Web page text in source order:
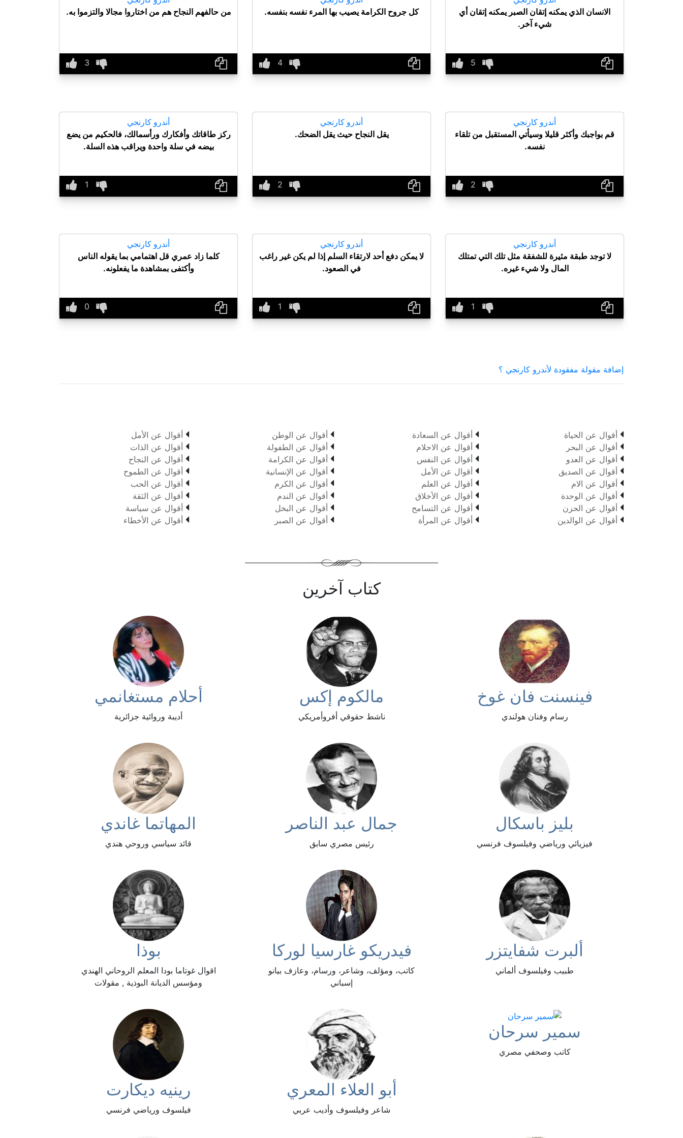
الانسان الذي يمكنه إتقان الصبر يمكنه إتقان أي
شيء آخر.
كل جروح الكرامة يصيب بها المرء نفسه بنفسه.
من حالفهم النجاح هم من اختاروا مجالا والتزموا به.
أندرو كارنجي
قم بواجبك وأكثر قليلا وسيأتي المستقبل من تلقاء
نفسه.
أندرو كارنجي
يقل النجاح حيث يقل الضحك.
أندرو كارنجي
ركز طاقاتك وأفكارك ورأسمالك، فالحكيم من يضع
بيضه في سلة واحدة ويراقب هذه السلة.
أندرو كارنجي
لا توجد طبقة مثيرة للشفقة مثل تلك التي تمتلك
المال ولا شيء غيره.
أندرو كارنجي
لا يمكن دفع أحد لارتقاء السلم إذا لم يكن غير راغب
في الصعود.
أندرو كارنجي
كلما زاد عمري قل اهتمامي بما يقوله الناس
وأكتفى بمشاهدة ما يفعلونه.
إضافة مقولة مفقودة لأندرو كارنجي ؟
 أقوال عن الحياة
 أقوال عن البحر
 أقوال عن العدو
 أقوال عن الصديق
 أقوال عن الام
 أقوال عن الوحدة
 أقوال عن الحزن
 أقوال عن الوالدين
 أقوال عن السعادة
 أقوال عن الاحلام
 أقوال عن النفس
 أقوال عن الأمل
 أقوال عن العلم
 أقوال عن الأخلاق
 أقوال عن التسامح
 أقوال عن المرأة
 أقوال عن الوطن
 أقوال عن الطفولة
 أقوال عن الكرامة
 أقوال عن الإنسانية
 أقوال عن الكرم
 أقوال عن الندم
 أقوال عن البخل
 أقوال عن الصبر
 أقوال عن الأمل
 أقوال عن الذات
 أقوال عن النجاح
 أقوال عن الطموح
 أقوال عن الحب
 أقوال عن الثقة
 أقوال عن سياسة
 أقوال عن الأخطاء
كتاب آخرين
فينسنت فان غوخ
رسام وفنان هولندي
مالكوم إكس
ناشط حقوقي أفروأمريكي
أحلام مستغانمي
أديبة وروائية جزائرية
بليز باسكال
فيزيائي ورياضي وفيلسوف فرنسي
جمال عبد الناصر
رئيس مصري سابق
المهاتما غاندي
قائد سياسي وروحي هندي
ألبرت شفايتزر
طبيب وفيلسوف ألماني
فيدريكو غارسيا لوركا
كاتب، ومؤلف، وشاعر، ورسام، وعازف بيانو
إسباني
بوذا
اقوال غوتاما بودا المعلم الروحاني الهندي
ومؤسس الديانة البوذية , مقولات
سمير سرحان
كاتب وصحفي مصري
أبو العلاء المعري
شاعر وفيلسوف وأديب عربي
رينيه ديكارت
فيلسوف ورياضي فرنسي